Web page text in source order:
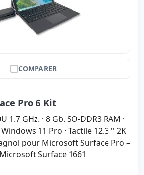
COMPARER
Pro 6 Kit
1.7 GHz. · 8 Gb. SO-DDR3 RAM ·
Windows 11 Pro · Tactile 12.3 '' 2K
pour Microsoft Surface Pro –
Surface 1661